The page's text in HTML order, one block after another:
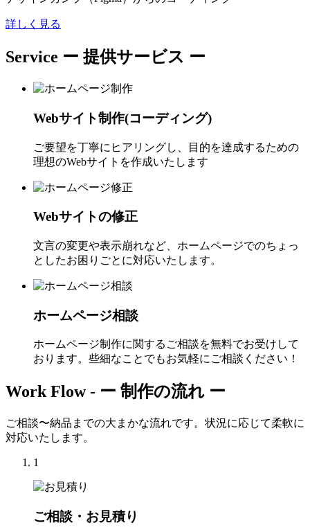
詳しく見る
Service ー 提供サービス ー
Webサイト制作(コーディング)
ご要望を丁寧にヒアリングし、目的を達成するための
理想のWebサイトを作成いたします
Webサイトの修正
文言の変更や表示崩れなど、ホームページでのちょっ
としたお困りごとに対応いたします。
ホームページ相談
ホームページ制作に関するご相談を無料でお受けして
おります。些細なことでもお気軽にご相談ください！
Work Flow - ー 制作の流れ ー
ご相談〜納品までの大まかな流れです。状況に応じて柔軟に
対応いたします。
1
ご相談・お見積り